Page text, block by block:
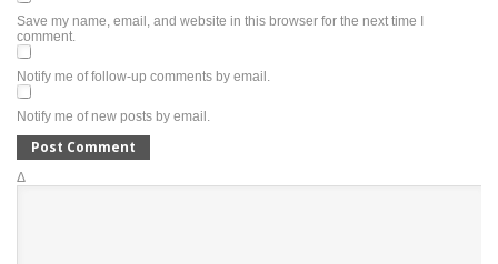
Save my name, email, and website in this browser for the next time I
comment.
Notify me of follow-up comments by email.
Notify me of new posts by email.
Δ